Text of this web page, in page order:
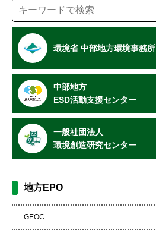
環境省 中部地方環境事務所
中部地方
ESD活動支援センター
一般社団法人
環境創造研究センター
地方EPO
GEOC